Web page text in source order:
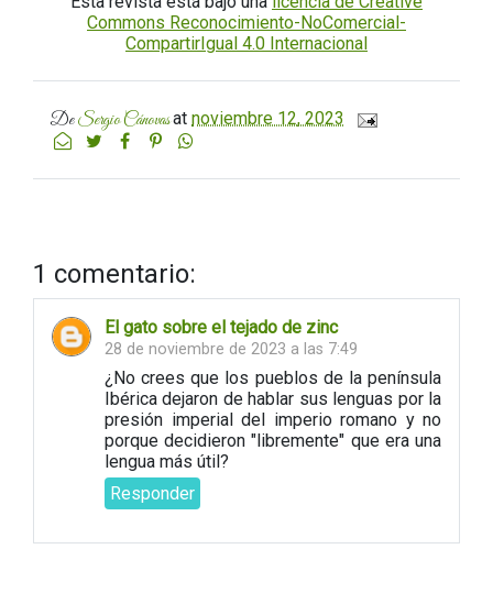
Commons Reconocimiento-NoComercial-
CompartirIgual 4.0 Internacional
DeSergio Cánovasat noviembre 12, 2023
1 comentario:
El gato sobre el tejado de zinc
28 de noviembre de 2023 a las 7:49
¿No crees que los pueblos de la península
Ibérica dejaron de hablar sus lenguas por la
presión imperial del imperio romano y no
porque decidieron "libremente" que era una
lengua más útil?
Responder